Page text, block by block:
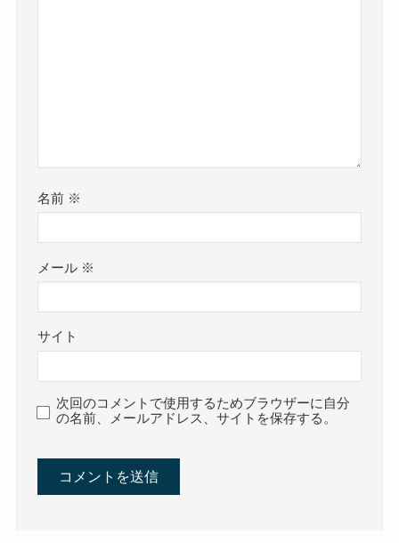
名前 ※
メール ※
サイト
次回のコメントで使用するためブラウザーに自分
の名前、メールアドレス、サイトを保存する。